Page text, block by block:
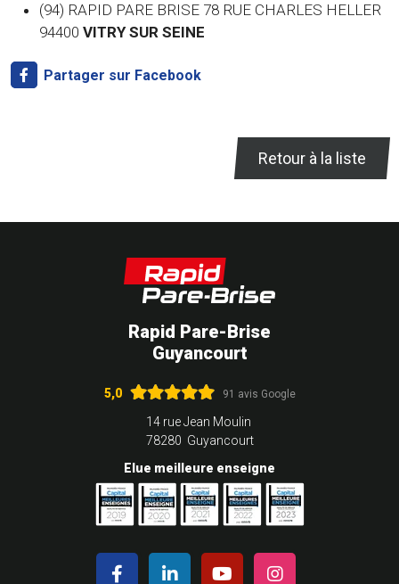
(94) RAPID PARE BRISE 78 RUE CHARLES HELLER
94400 VITRY SUR SEINE
Partager sur Facebook
Retour à la liste
Rapid Pare-Brise
Guyancourt
5,0 91 avis Google
14 rue Jean Moulin
78280 Guyancourt
Elue meilleure enseigne